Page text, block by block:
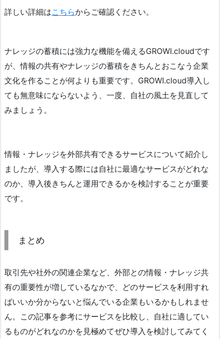
詳しい詳細はこちらからご確認ください。
ナレッジの蓄積には強力な機能を備えるGROWI.cloudです
が、情報の共有やナレッジの蓄積をきちんとおこなう企業
文化を作ることが何よりも重要です。GROWI.cloud導入し
ても無意味にならないよう、一度、自社の風土を見直して
みましょう。
情報・ナレッジを外部共有できるサービスについて紹介し
ましたが、導入する際には自社に最適なサービスがどれな
のか、導入後きちんと運用できるかを検討することが重要
です。
まとめ
取引先や社外の関連企業など、外部との情報・ナレッジ共
有の重要性が増しているなかで、どのサービスを利用すれ
ばいいか分からないと悩んでいる企業もいるかもしれませ
ん。この記事を参考にサービスを比較し、自社に適してい
るものがどれなのかを見極めてぜひ導入を検討してみてく